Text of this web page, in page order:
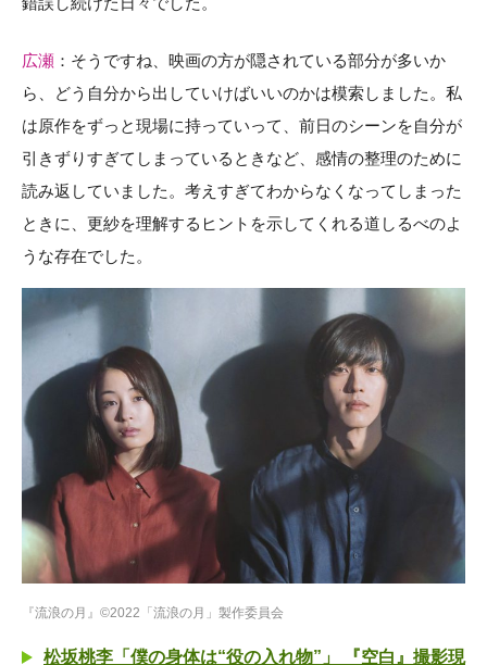
広瀬 ：そうですね、映画の方が隠されている部分が多いか
ら、どう自分から出していけばいいのかは模索しました。私
は原作をずっと現場に持っていって、前日のシーンを自分が
引きずりすぎてしまっているときなど、感情の整理のために
読み返していました。考えすぎてわからなくなってしまった
ときに、更紗を理解するヒントを示してくれる道しるべのよ
うな存在でした。
『流浪の月』©2022「流浪の月」製作委員会
松坂桃李「僕の身体は“役の入れ物”」 『空白』撮影現